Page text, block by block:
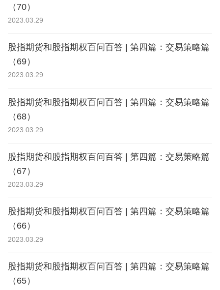
（70）
2023.03.29
股指期货和股指期权百问百答 | 第四篇：交易策略篇
（69）
2023.03.29
股指期货和股指期权百问百答 | 第四篇：交易策略篇
（68）
2023.03.29
股指期货和股指期权百问百答 | 第四篇：交易策略篇
（67）
2023.03.29
股指期货和股指期权百问百答 | 第四篇：交易策略篇
（66）
2023.03.29
股指期货和股指期权百问百答 | 第四篇：交易策略篇
（65）